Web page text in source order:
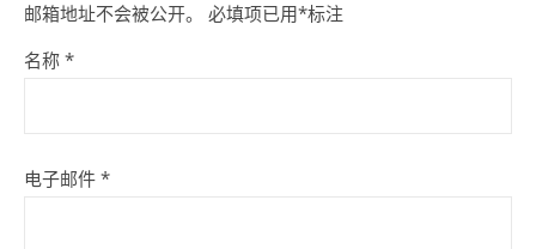
邮箱地址不会被公开。 必填项已用*标注
名称 *
电子邮件 *